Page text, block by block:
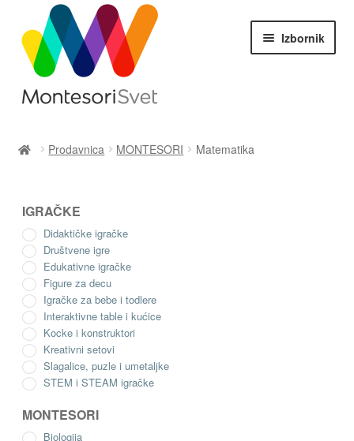
Preskoči
na
navigaciju
Skoči
na
sadržaj
Izbornik
NOVO
Montesori za bebe i todlere ( 0-3 god.)
Jezik
Matematika
Praktični život
Prodavnica MONTESORI Matematika
IGRAČKE
Didaktičke igračke
Društvene igre
Edukativne igračke
Figure za decu
Igračke za bebe i todlere
Interaktivne table i kućice
Kocke i konstruktori
Kreativni setovi
Slagalice, puzle i umetaljke
STEM i STEAM igračke
MONTESORI
Biologija